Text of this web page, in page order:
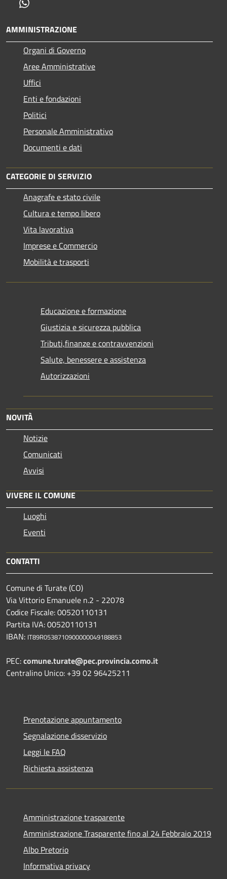
AMMINISTRAZIONE
Organi di Governo
Aree Amministrative
Uffici
Enti e fondazioni
Politici
Personale Amministrativo
Documenti e dati
CATEGORIE DI SERVIZIO
Anagrafe e stato civile
Cultura e tempo libero
Vita lavorativa
Imprese e Commercio
Mobilità e trasporti
Educazione e formazione
Giustizia e sicurezza pubblica
Tributi,finanze e contravvenzioni
Salute, benessere e assistenza
Autorizzazioni
NOVITÀ
Notizie
Comunicati
Avvisi
VIVERE IL COMUNE
Luoghi
Eventi
CONTATTI
Comune di Turate (CO)
Via Vittorio Emanuele n.2 - 22078
Codice Fiscale: 00520110131
Partita IVA: 00520110131
IBAN: IT89R0538710900000049188853
PEC:comune.turate@pec.provincia.como.it
Centralino Unico: +39 02 96425211
Prenotazione appuntamento
Segnalazione disservizio
Leggi le FAQ
Richiesta assistenza
Amministrazione trasparente
Amministrazione Trasparente fino al 24 Febbraio 2019
Albo Pretorio
Informativa privacy